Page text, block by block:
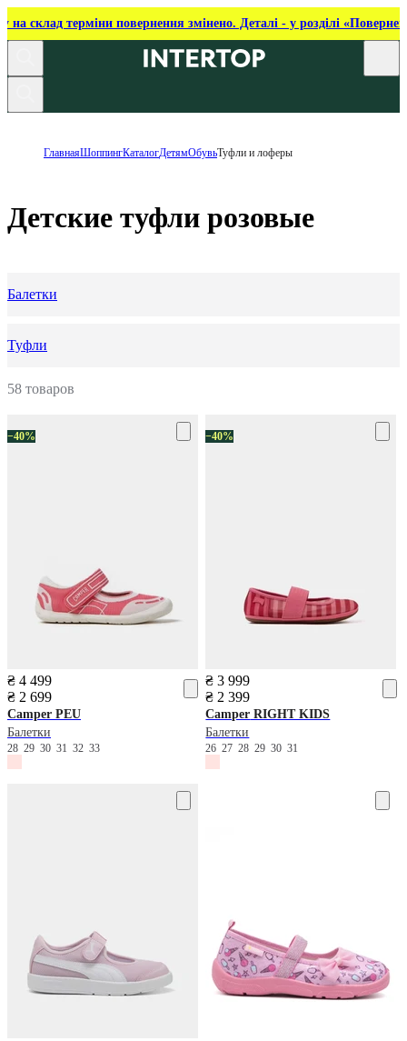
на склад терміни повернення змінено. Деталі - у розділі
ГлавнаяШоппингКаталогДетямОбувьТуфли и лоферы
Детские туфли розовые
Балетки
Туфли
58 товаров
−40%
₴ 4 499
₴ 2 699
Camper PEU
Балетки
28 29 30 31 32 33
−40%
₴ 3 999
₴ 2 399
Camper RIGHT KIDS
Балетки
262728293031